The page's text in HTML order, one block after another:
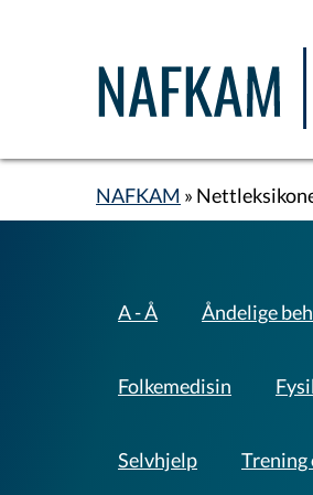
hovedinnhold
Navigasjonssti
NAFKAM
A-
Å
A - Å Åndelige
Folkemedisin
Selvhjelp Trening